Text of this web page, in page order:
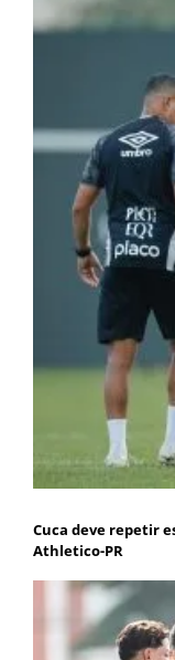
Cuca deve repetir
Athletico-PR